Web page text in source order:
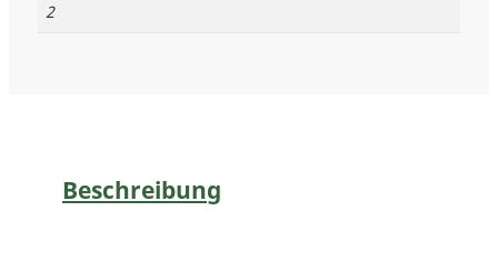
2
Beschreibung